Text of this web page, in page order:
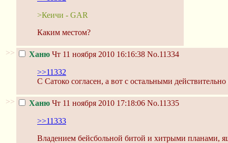
>Кеичи - GAR
Каким местом?
>> Ханю Чт 11 ноября 2010 16:16:38 No.11334
>>11332
С Сатоко согласен, а вот с остальными действительно
>> Ханю Чт 11 ноября 2010 17:18:06 No.11335
>>11333
Владением бейсбольной битой и хитрыми планами,